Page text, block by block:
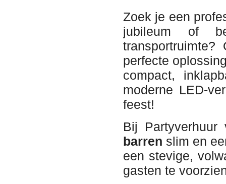
Zoek je een
jubileum of
perfecte
compact,
moderne LED-
feest!
Bij
barren slim en
een stevige,
gasten te